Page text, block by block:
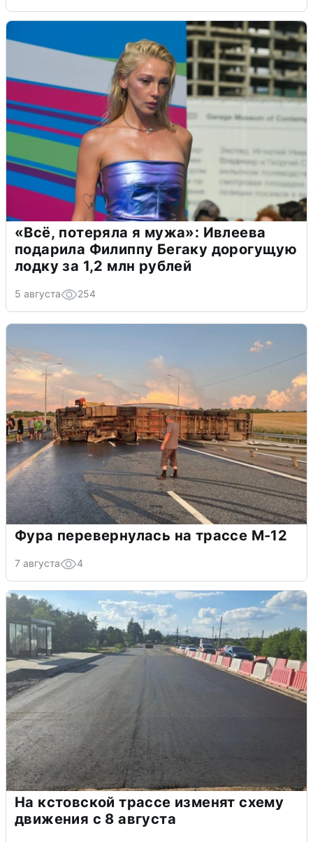
«Всё, потеряла я мужа»: Ивлеева
подарила Филиппу Бегаку дорогущую
лодку за 1,2 млн рублей
5 августа 254
Фура перевернулась на трассе М-12
7 августа 4
На кстовской трассе изменят схему
движения с 8 августа